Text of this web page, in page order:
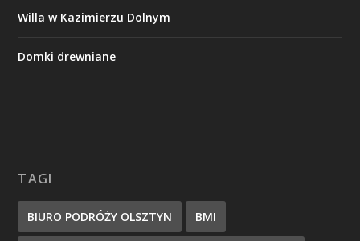
Willa w Kazimierzu Dolnym
Domki drewniane
TAGI
BIURO PODRÓŻY OLSZTYN BMI